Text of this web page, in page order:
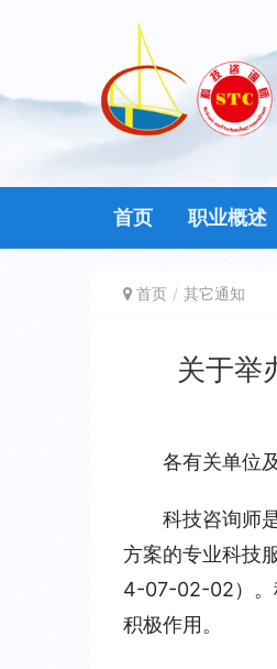
首页 职业概述
首页 其它通知
关于举
各有关单位
科技咨询师
方案的专业科技
4-07-02-02）。
积极作用。